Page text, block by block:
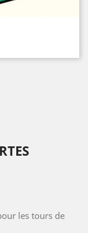
les tours de